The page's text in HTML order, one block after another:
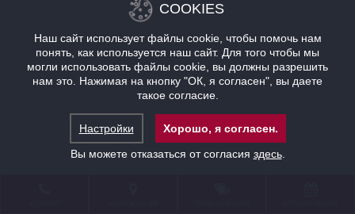
COOKIES
Наш сайт использует файлы cookie, чтобы помочь нам
понять, как используется наш сайт. Для того чтобы мы
могли использовать файлы cookie, вы должны разрешить
нам это. Нажимая на кнопку "ОК, я согласен", вы даете
такое согласие.
Настройки
Хорошо, я согласен.
Вы можете отказаться от согласия здесь.